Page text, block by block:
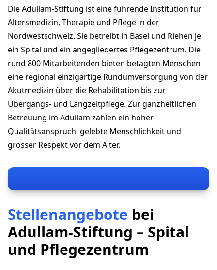
info@adullam.ch
adullam.ch
Die Adullam-Stiftung ist eine führende Institution für
Altersmedizin, Therapie und Pflege in der
Nordwestschweiz. Sie betreibt in Basel und Riehen je
ein Spital und ein angegliedertes Pflegezentrum. Die
rund 800 Mitarbeitenden bieten betagten Menschen
eine regional einzigartige Rundumversorgung von der
Akutmedizin über die Rehabilitation bis zur
Übergangs- und Langzeitpflege. Zur ganzheitlichen
Betreuung im Adullam zählen ein hoher
Qualitätsanspruch, gelebte Menschlichkeit und
grosser Respekt vor dem Alter.
Stellenangebote bei
Adullam-Stiftung – Spital
und Pflegezentrum